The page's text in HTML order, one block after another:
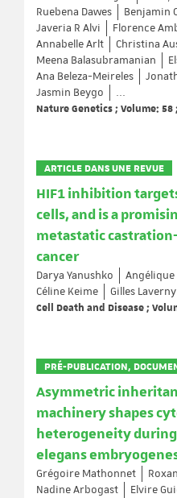
Ruebena Dawes
Benjamin
Javeria R Alvi
Florence
Annabelle Arlt
Christina
Meena Balasubramanian
Ana Beleza-Meireles
Jasmin Beygo
...
Nature Genetics ; Volume: 58
ARTICLE DANS UNE REVUE
HIF1 inhibition
cells, and is a
metastatic
cancer
Darya Yanushko
Céline Keime
Gilles Laverny
Cell Death and Disease ;
PRÉ-PUBLICATION,
Asymmetric
machinery shapes
heterogeneity
elegans
Grégoire Mathonnet
Nadine Arbogast
Elvire